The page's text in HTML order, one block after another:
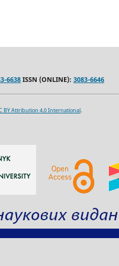
6638ISSN (ONLINE): 3083-6646
BY Attribution 4.0 International.